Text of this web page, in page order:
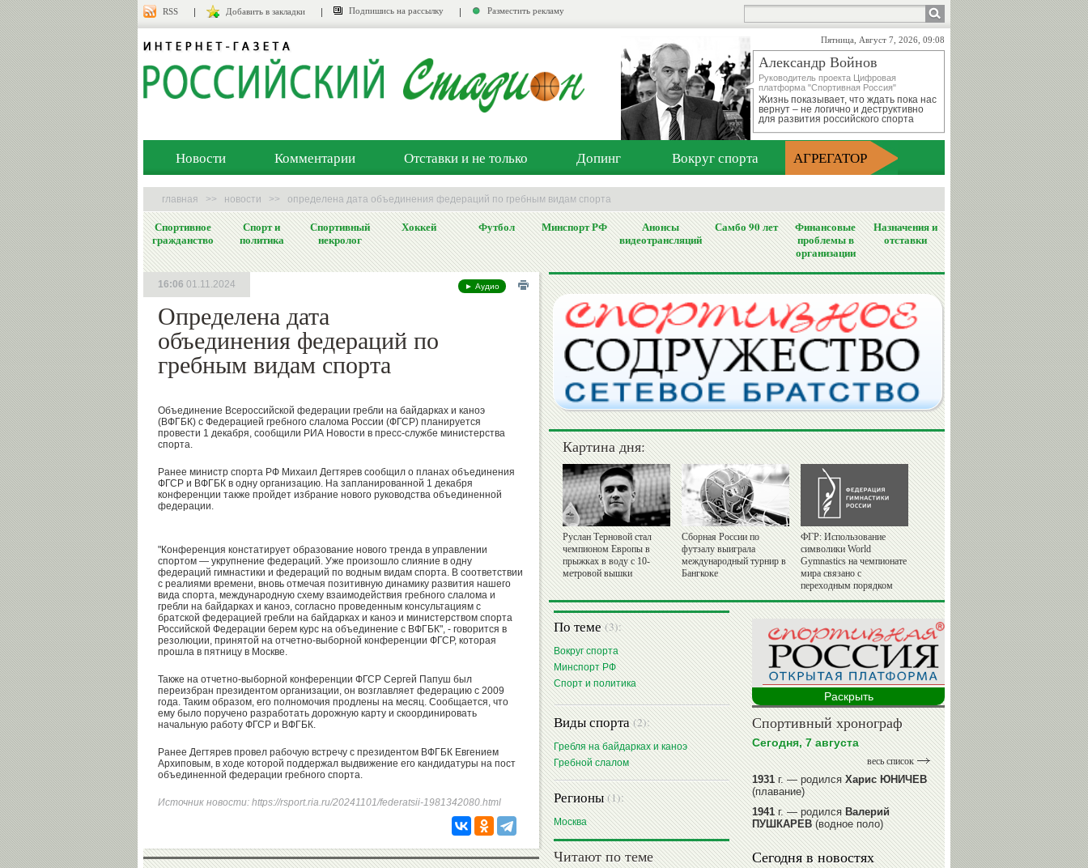
RSS Добавить в закладки Подпишись на рассылку Разместить рекламу
Пятница, Август 7, 2026, 09:08
Александр Войнов
Руководитель проекта Цифровая
платформа "Спортивная Россия"
Жизнь показывает, что ждать пока нас
вернут – не логично и деструктивно
для развития российского спорта
Новости Комментарии Отставки и не только Допинг Вокруг спорта АГРЕГАТОР
главная >> новости >> определена дата объединения федераций по гребным видам спорта
Спортивное
гражданство
Спорт и
политика
Спортивный
некролог
Хоккей Футбол Минспорт РФ
Анонсы
видеотрансляций
Самбо 90 лет
Финансовые
проблемы в
организации
Назначения и
отставки
► Аудио
Определена дата
объединения федераций по
гребным видам спорта
16:06 01.11.2024
Объединение Всероссийской федерации гребли на байдарках и каноэ
(ВФГБК) с Федерацией гребного слалома России (ФГСР) планируется
провести 1 декабря, сообщили РИА Новости в пресс-службе министерства
спорта.
Ранее министр спорта РФ Михаил Дегтярев сообщил о планах объединения
ФГСР и ВФГБК в одну организацию. На запланированной 1 декабря
конференции также пройдет избрание нового руководства объединенной
федерации.
"Конференция констатирует образование нового тренда в управлении
спортом — укрупнение федераций. Уже произошло слияние в одну
федераций гимнастики и федераций по водным видам спорта. В соответствии
с реалиями времени, вновь отмечая позитивную динамику развития нашего
вида спорта, международную схему взаимодействия гребного слалома и
гребли на байдарках и каноэ, согласно проведенным консультациям с
братской федерацией гребли на байдарках и каноэ и министерством спорта
Российской Федерации берем курс на объединение с ВФГБК", - говорится в
резолюции, принятой на отчетно-выборной конференции ФГСР, которая
прошла в пятницу в Москве.
Также на отчетно-выборной конференции ФГСР Сергей Папуш был
переизбран президентом организации, он возглавляет федерацию с 2009
года. Таким образом, его полномочия продлены на месяц. Сообщается, что
ему было поручено разработать дорожную карту и скоординировать
начальную работу ФГСР и ВФГБК.
Ранее Дегтярев провел рабочую встречу с президентом ВФГБК Евгением
Архиповым, в ходе которой поддержал выдвижение его кандидатуры на пост
объединенной федерации гребного спорта.
Источник новости: https://rsport.ria.ru/20241101/federatsii-1981342080.html
Картина дня:
Руслан Терновой стал
чемпионом Европы в
прыжках в воду с 10-
метровой вышки
Сборная России по
футзалу выиграла
международный турнир в
Бангкоке
ФГР: Использование
символики World
Gymnastics на чемпионате
мира связано с
переходным порядком
По теме(3):
Вокруг спорта
Минспорт РФ
Спорт и политика
Виды спорта(2):
Гребля на байдарках и каноэ
Гребной слалом
Регионы(1):
Москва
Читают по теме
Раскрыть
Спортивный хронограф
Сегодня, 7 августа
весь список
1931г. — родилсяХарис ЮНИЧЕВ
(плавание)
1941г. — родилсяВалерий
ПУШКАРЕВ(водное поло)
1947г. — родилсяВалерий
ИЛЬИНЫХ(гимнастика спортивная)
Сегодня в новостях